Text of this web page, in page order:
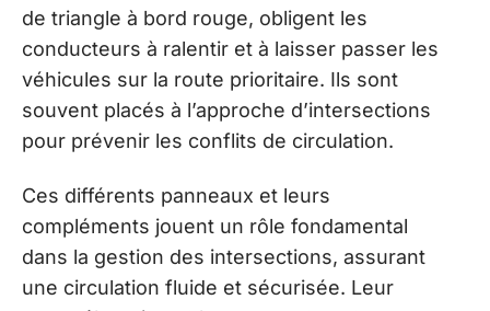
de triangle à bord rouge, obligent les
conducteurs à ralentir et à laisser passer les
véhicules sur la route prioritaire. Ils sont
souvent placés à l’approche d’intersections
pour prévenir les conflits de circulation.
Ces différents panneaux et leurs
compléments jouent un rôle fondamental
dans la gestion des intersections, assurant
une circulation fluide et sécurisée. Leur